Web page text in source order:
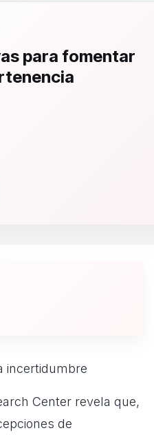
para fomentar
incertidumbre
Center revela que,
de